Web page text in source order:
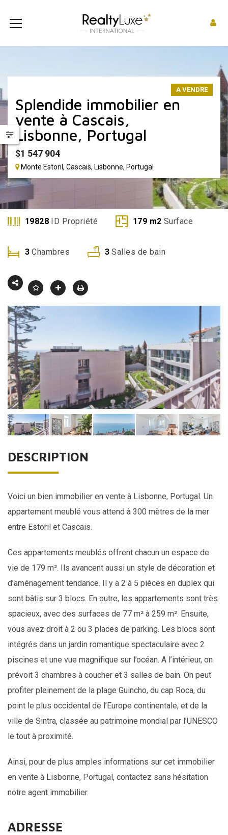
A VENDRE
Splendide immobilier en
vente à Cascais,
Lisbonne, Portugal
$1 547 904
Monte Estoril, Cascais, Lisbonne, Portugal
19828 ID Propriété 179 m2 Surface
3 Chambres 3 Salles de bain
DESCRIPTION
Voici un bien immobilier en vente à Lisbonne, Portugal . Un
appartement meublé vous attend à 300 mètres de la mer
entre Estoril et Cascais.
Ces appartements meublés offrent chacun un espace de
vie de 179 m². Ils avancent aussi un style de décoration et
d’aménagement tendance. Il y a 2 à 5 pièces en duplex qui
sont bâtis sur 3 blocs. En outre, les appartements sont très
spacieux, avec des surfaces de 77 m² à 259 m². Ensuite,
vous avez droit à 2 ou 3 places de parking. Les blocs sont
intégrés dans un jardin romantique spectaculaire avec 2
piscines et une vue magnifique sur l’océan. A l’intérieur, on
prévoit 3 chambres à coucher et 3 salles de bain. On peut
profiter pleinement de la plage Guincho, du cap Roca, du
point le plus occidental de l’Europe continentale, et de la
ville de Sintra, classée au patrimoine mondial par l’UNESCO
le tout à proximité.
Ainsi, pour de plus amples informations sur cet immobilier
en vente à Lisbonne, Portugal, contactez sans hésitation
notre agent immobilier.
ADRESSE